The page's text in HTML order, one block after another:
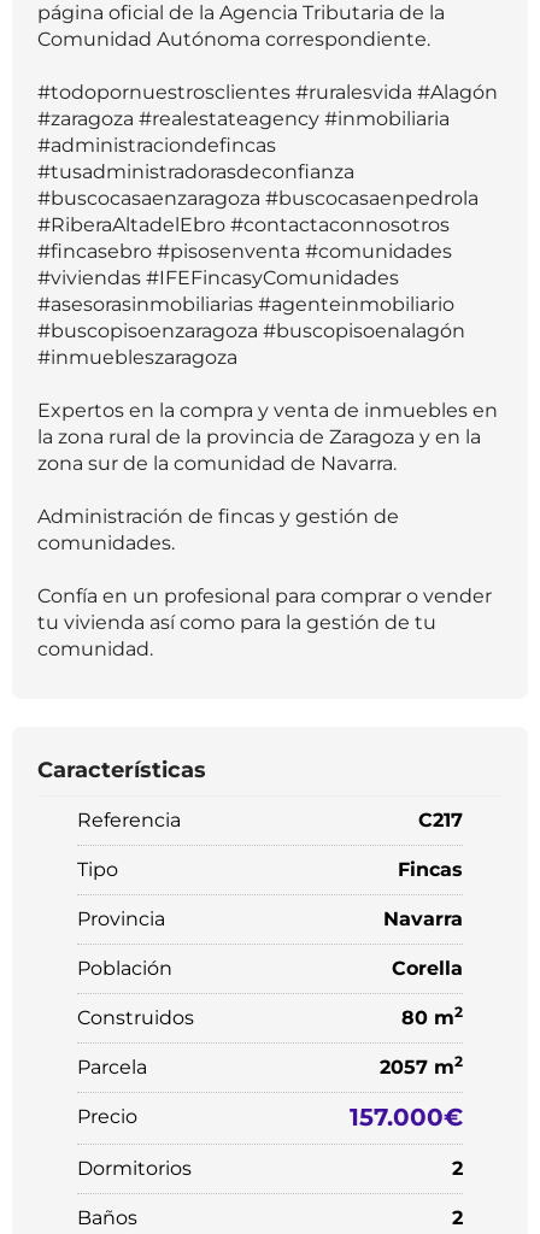
página oficial de la Agencia Tributaria de la
Comunidad Autónoma correspondiente.
#todopornuestrosclientes #ruralesvida #Alagón
#zaragoza #realestateagency #inmobiliaria
#administraciondefincas
#tusadministradorasdeconfianza
#buscocasaenzaragoza #buscocasaenpedrola
#RiberaAltadelEbro #contactaconnosotros
#fincasebro #pisosenventa #comunidades
#viviendas #IFEFincasyComunidades
#asesorasinmobiliarias #agenteinmobiliario
#buscopisoenzaragoza #buscopisoenalagón
#inmuebleszaragoza
Expertos en la compra y venta de inmuebles en
la zona rural de la provincia de Zaragoza y en la
zona sur de la comunidad de Navarra.
Administración de fincas y gestión de
comunidades.
Confía en un profesional para comprar o vender
tu vivienda así como para la gestión de tu
comunidad.
Características
Referencia C217
Tipo Fincas
Provincia Navarra
Población Corella
Construidos 80 m2
Parcela 2057 m2
Precio 157.000€
Dormitorios 2
Baños 2